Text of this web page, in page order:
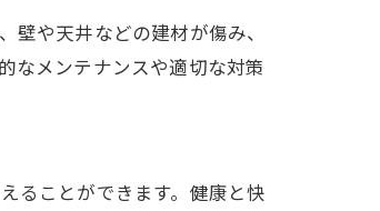
や天井などの建材が傷み、
なメンテナンスや適切な対策
ることができます。健康と快